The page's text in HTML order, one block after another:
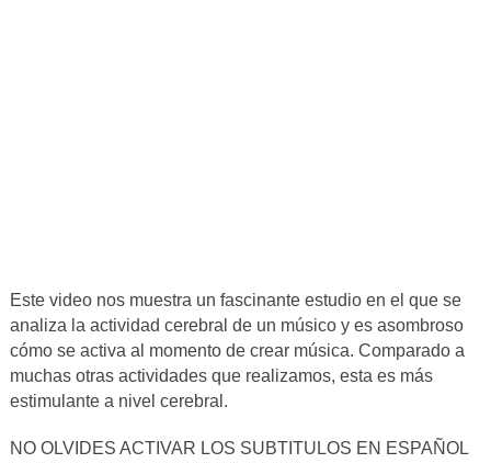
Este video nos muestra un fascinante estudio en el que se
analiza la actividad cerebral de un músico y es asombroso
cómo se activa al momento de crear música. Comparado a
muchas otras actividades que realizamos, esta es más
estimulante a nivel cerebral.
NO OLVIDES ACTIVAR LOS SUBTITULOS EN ESPAÑOL